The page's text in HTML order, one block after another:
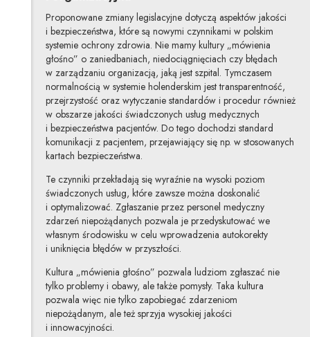
Proponowane zmiany legislacyjne dotyczą aspektów jakości
i bezpieczeństwa, które są nowymi czynnikami w polskim
systemie ochrony zdrowia. Nie mamy kultury „mówienia
głośno” o zaniedbaniach, niedociągnięciach czy błędach
w zarządzaniu organizacją, jaką jest szpital. Tymczasem
normalnością w systemie holenderskim jest transparentność,
przejrzystość oraz wytyczanie standardów i procedur również
w obszarze jakości świadczonych usług medycznych
i bezpieczeństwa pacjentów. Do tego dochodzi standard
komunikacji z pacjentem, przejawiający się np. w stosowanych
kartach bezpieczeństwa.
Te czynniki przekładają się wyraźnie na wysoki poziom
świadczonych usług, które zawsze można doskonalić
i optymalizować. Zgłaszanie przez personel medyczny
zdarzeń niepożądanych pozwala je przedyskutować we
własnym środowisku w celu wprowadzenia autokorekty
i uniknięcia błędów w przyszłości.
Kultura „mówienia głośno” pozwala ludziom zgłaszać nie
tylko problemy i obawy, ale także pomysły. Taka kultura
pozwala więc nie tylko zapobiegać zdarzeniom
niepożądanym, ale też sprzyja wysokiej jakości
i innowacyjności.